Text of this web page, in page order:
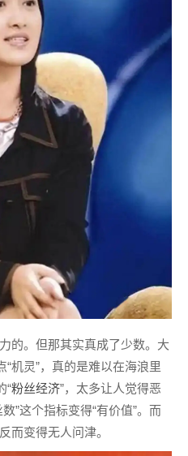
的。但那其实真成了少数。大
“机灵”，真的是难以在海浪里
“粉丝经济”，太多让人觉得恶
”这个指标变得“有价值”。而
而变得无人问津。